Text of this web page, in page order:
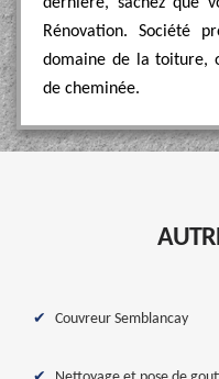
Rénovation. Société
domaine de la toiture,
de cheminée.
Couvreur Semblancay